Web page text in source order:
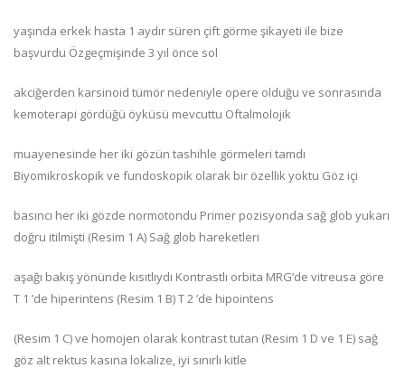
yaşında erkek hasta 1 aydır süren çift görme şikayeti ile bize
başvurdu Özgeçmişinde 3 yıl önce sol
akciğerden karsinoid tümör nedeniyle opere olduğu ve sonrasında
kemoterapi gördüğü öyküsü mevcuttu Oftalmolojik
muayenesinde her iki gözün tashihle görmeleri tamdı
Biyomikroskopik ve fundoskopik olarak bir özellik yoktu Göz içi
basıncı her iki gözde normotondu Primer pozisyonda sağ glob yukarı
doğru itilmişti (Resim 1 A) Sağ glob hareketleri
aşağı bakış yönünde kısıtlıydı Kontrastlı orbita MRG’de vitreusa göre
T 1 ’de hiperintens (Resim 1 B) T 2 ’de hipointens
(Resim 1 C) ve homojen olarak kontrast tutan (Resim 1 D ve 1 E) sağ
göz alt rektus kasına lokalize, iyi sınırlı kitle